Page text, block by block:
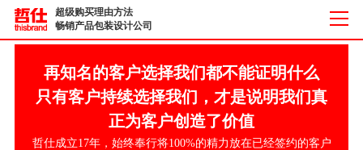
超级购买理由方法
畅销产品包装设计公司
再知名的客户选择我们都不能证明什么
只有客户持续选择我们，才是说明我们真
正为客户创造了价值
哲仕成立17年，始终奉行将100%的精力放在已经签约的客户